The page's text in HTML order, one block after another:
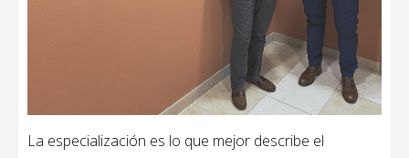
La especialización es lo que mejor describe el